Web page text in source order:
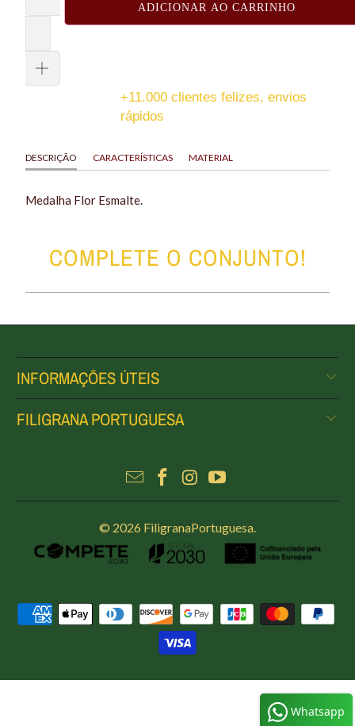
ADICIONAR AO CARRINHO
+11.000 clientes felizes, envios
rápidos
DESCRIÇÃO CARACTERÍSTICAS MATERIAL
Medalha Flor Esmalte.
COMPLETE O CONJUNTO!
INFORMAÇÕES ÚTEIS
FILIGRANA PORTUGUESA
© 2026 FiligranaPortuguesa
Whatsapp